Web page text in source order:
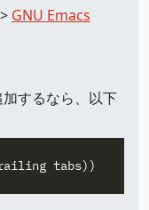
GNU Emacs
するなら、以下
tabs))